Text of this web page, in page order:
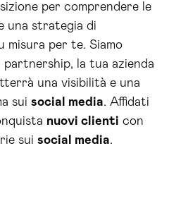
per comprendere le
una strategia di
misura per te. Siamo
la tua azienda
una visibilità e una
sui social media. Affidati
nuovi clienti con
sui social media.